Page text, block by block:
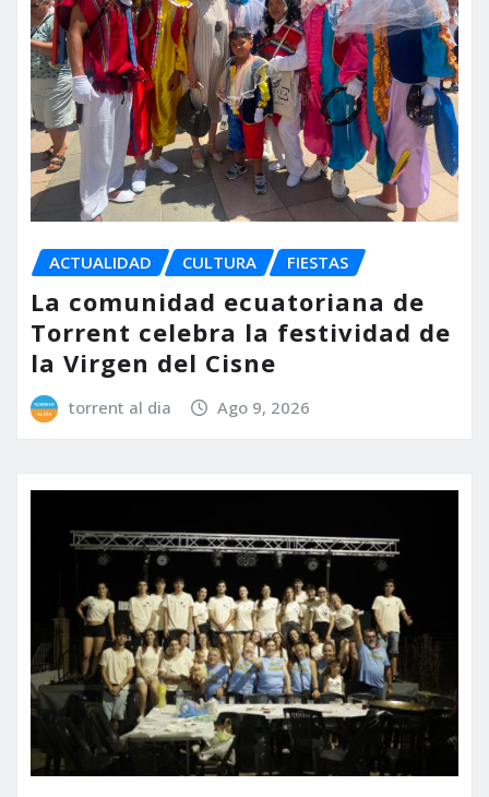
ACTUALIDAD CULTURA FIESTAS
La comunidad ecuatoriana de
Torrent celebra la festividad de
la Virgen del Cisne
torrent al dia Ago 9, 2026